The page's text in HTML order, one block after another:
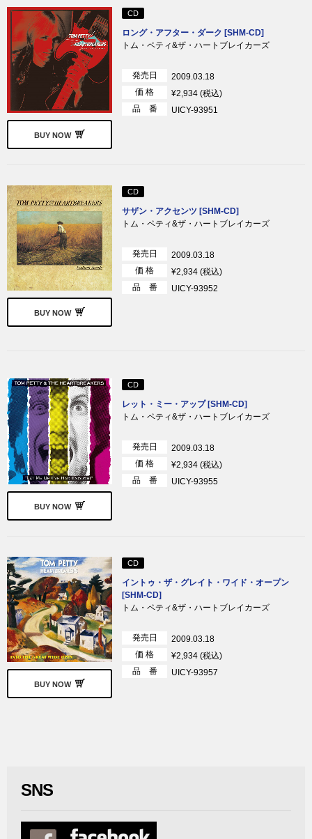
BUY NOW
CD
ロング・アフター・ダーク [SHM-CD]
トム・ペティ&ザ・ハートブレイカーズ
発売日
2009.03.18
価 格
¥2,934 (税込)
品 番
UICY-93951
BUY NOW
CD
サザン・アクセンツ [SHM-CD]
トム・ペティ&ザ・ハートブレイカーズ
発売日
2009.03.18
価 格
¥2,934 (税込)
品 番
UICY-93952
BUY NOW
CD
レット・ミー・アップ [SHM-CD]
トム・ペティ&ザ・ハートブレイカーズ
発売日
2009.03.18
価 格
¥2,934 (税込)
品 番
UICY-93955
BUY NOW
CD
イントゥ・ザ・グレイト・ワイド・オープン
[SHM-CD]
トム・ペティ&ザ・ハートブレイカーズ
発売日
2009.03.18
価 格
¥2,934 (税込)
品 番
UICY-93957
SNS